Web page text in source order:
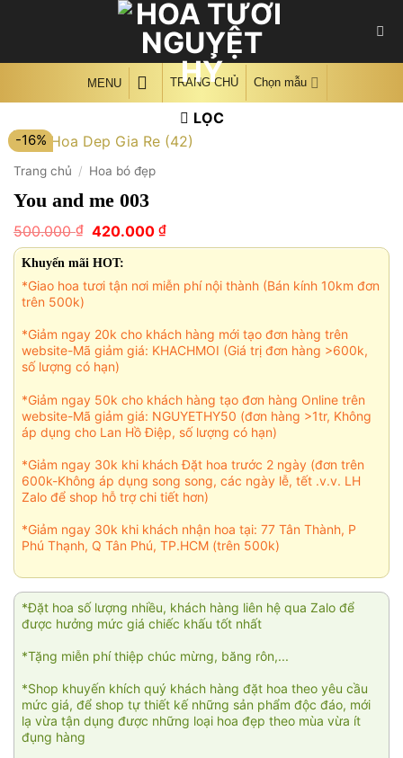
MENU TRANG CHỦ Chọn mẫu
LỌC
-16%
Trang chủ / Hoa bó đẹp
You and me 003
500.000₫ Giá
gốc
là:
500.000 ₫.
420.000 ₫Giá
hiện
420.000 ₫.
Khuyến mãi HOT:
*Giao hoa tươi tận nơi miễn phí nội thành (Bán kính 10km đơn
trên 500k)
*Giảm ngay 20k cho khách hàng mới tạo đơn hàng trên
website-Mã giảm giá: KHACHMOI (Giá trị đơn hàng >600k,
số lượng có hạn)
*Giảm ngay 50k cho khách hàng tạo đơn hàng Online trên
website-Mã giảm giá: NGUYETHY50 (đơn hàng >1tr, Không
áp dụng cho Lan Hồ Điệp, số lượng có hạn)
*Giảm ngay 30k khi khách Đặt hoa trước 2 ngày (đơn trên
600k-Không áp dụng song song, các ngày lễ, tết .v.v. LH
Zalo để shop hỗ trợ chi tiết hơn)
*Giảm ngay 30k khi khách nhận hoa tại: 77 Tân Thành, P
Phú Thạnh, Q Tân Phú, TP.HCM (trên 500k)
*Đặt hoa số lượng nhiều, khách hàng liên hệ qua Zalo để
được hưởng mức giá chiếc khấu tốt nhất
*Tặng miễn phí thiệp chúc mừng, băng rôn,...
*Shop khuyến khích quý khách hàng đặt hoa theo yêu cầu
mức giá, để shop tự thiết kế những sản phẩm độc đáo, mới
lạ vừa tận dụng được những loại hoa đẹp theo mùa vừa ít
đụng hàng